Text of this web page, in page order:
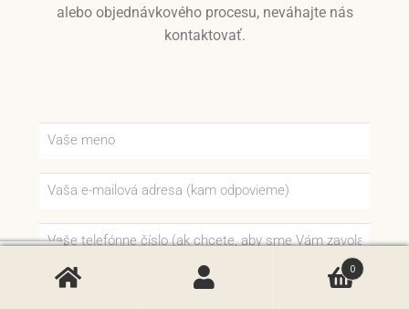
alebo objednávkového procesu, neváhajte nás
kontaktovať.
0